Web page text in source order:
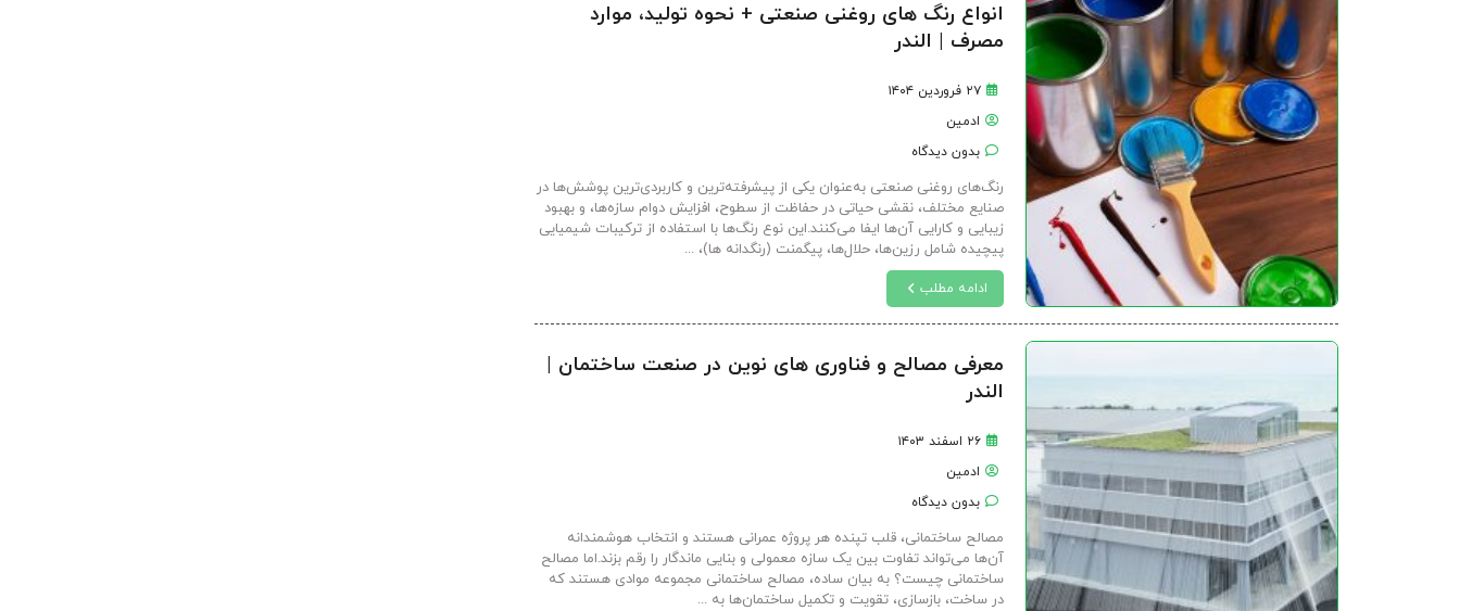
انواع رنگ های روغنی صنعتی + نحوه تولید، موارد
مصرف | الندر
۲۷ فروردین ۱۴۰۴
ادمین
بدون دیدگاه
رنگ‌های روغنی صنعتی به‌عنوان یکی از پیشرفته‌ترین و کاربردی‌ترین پوشش‌ها در
صنایع مختلف، نقشی حیاتی در حفاظت از سطوح، افزایش دوام سازه‌ها، و بهبود
زیبایی و کارایی آن‌ها ایفا می‌کنند.این نوع رنگ‌ها با استفاده از ترکیبات شیمیایی
پیچیده شامل رزین‌ها، حلال‌ها، پیگمنت (رنگدانه ها)، ...
ادامه مطلب
معرفی مصالح و فناوری های نوین در صنعت ساختمان |
الندر
۲۶ اسفند ۱۴۰۳
ادمین
بدون دیدگاه
مصالح ساختمانی، قلب تپنده هر پروژه عمرانی هستند و انتخاب هوشمندانه
آن‌ها می‌تواند تفاوت بین یک سازه معمولی و بنایی ماندگار را رقم بزند.اما مصالح
ساختمانی چیست؟ به بیان ساده، مصالح ساختمانی مجموعه موادی هستند که
در ساخت، بازسازی، تقویت و تکمیل ساختمان‌ها به ...